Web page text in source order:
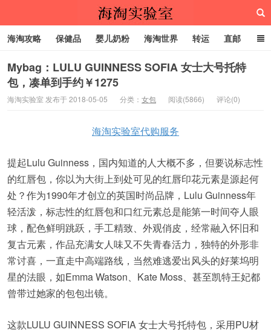
海淘实验室
海淘攻略 保健品 婴儿奶粉 海淘世界 转运 直邮
代购服务
Mybag：LULU GUINNESS SOFIA 女士大号托特
包，凑单到手约￥1275
海淘实验室 发布于 2018-05-05 分类： 女包 阅读(5866) 评论(0)
海淘实验室代购服务
提起Lulu Guinness，国内知道的人大概不多，但要说标志性
的红唇包，你以为大街上到处可见的红唇印花元素是源起何
处？作为1990年才创立的英国时尚品牌，Lulu Guinness年
轻活泼，标志性的红唇包和口红元素总是能第一时间夺人眼
球，配色鲜明跳跃，手工精致、外观俏皮，经常融入怀旧和
复古元素，作品充满女人味又不失青春活力，独特的外形非
常讨喜，一直走中高端路线，当然难逃爱出风头的好莱坞明
星的法眼，如Emma Watson、Kate Moss、甚至凯特王妃都
曾带过她家的包包出镜。
这款LULU GUINNESS SOFIA 女士大号托特包，采用PU材